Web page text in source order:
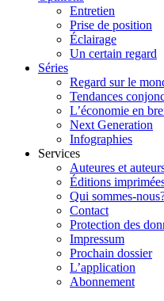
Entretien
Prise de position
Éclairage
Un certain regard
Séries
Regard sur le
Tendances
L’économie en
Next Generation
Infographies
Services
Auteures et
Éditions
Qui sommes-
Contact
Protection des
Impressum
Prochain dossier
L’application
Abonnement